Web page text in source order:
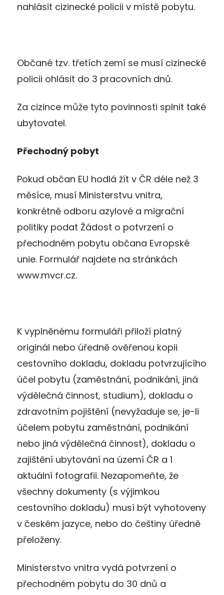
nahlásit cizinecké policii v místě pobytu.
Občané tzv. třetích zemí se musí cizinecké
policii ohlásit do 3 pracovních dnů.
Za cizince může tyto povinnosti splnit také
ubytovatel.
Přechodný pobyt
Pokud občan EU hodlá žít v ČR déle než 3
měsíce, musí Ministerstvu vnitra,
konkrétně odboru azylové a migrační
politiky podat Žádost o potvrzení o
přechodném pobytu občana Evropské
unie. Formulář najdete na stránkách
www.mvcr.cz.
K vyplněnému formuláři přiloží platný
originál nebo úředně ověřenou kopii
cestovního dokladu, dokladu potvrzujícího
účel pobytu (zaměstnání, podnikání, jiná
výdělečná činnost, studium), dokladu o
zdravotním pojištění (nevyžaduje se, je-li
účelem pobytu zaměstnání, podnikání
nebo jiná výdělečná činnost), dokladu o
zajištění ubytování na území ČR a 1
aktuální fotografii. Nezapomeňte, že
všechny dokumenty (s výjimkou
cestovního dokladu) musí být vyhotoveny
v českém jazyce, nebo do češtiny úředně
přeloženy.
Ministerstvo vnitra vydá potvrzení o
přechodném pobytu do 30 dnů a